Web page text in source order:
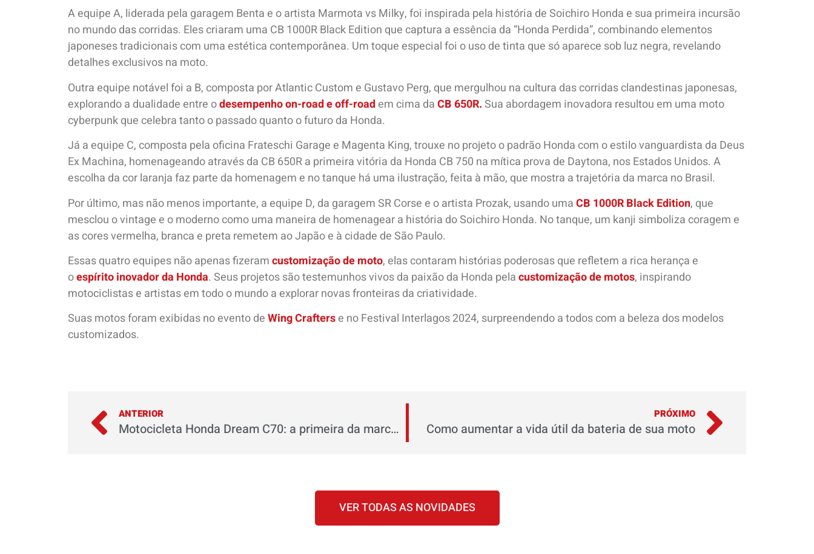
A equipe A, liderada pela garagem Benta e o artista Marmota vs Milky, foi inspirada pela história de Soichiro Honda e sua primeira incursão
no mundo das corridas. Eles criaram uma CB 1000R BlackEdition que captura a essência da “Honda Perdida”, combinando elementos
japoneses tradicionais com uma estética contemporânea. Um toque especial foi o uso de tinta que só aparece sob luz negra, revelando
detalhes exclusivos na moto.
Outra equipe notável foi a B, composta por Atlantic Custom e Gustavo Perg, que mergulhou na cultura das corridas clandestinas japonesas,
explorando a dualidade entre odesempenho on-road e off-roadem cima daCB 650R. Sua abordagem inovadora resultou em uma moto
cyberpunk que celebra tanto o passado quanto o futuro da Honda.
Já a equipe C, composta pela oficina Frateschi Garage e Magenta King, trouxe no projeto o padrão Honda com o estilo vanguardista da Deus
Ex Machina, homenageando através da CB 650R a primeira vitória da Honda CB 750 na mítica prova de Daytona, nos Estados Unidos. A
escolha da cor laranja faz parte da homenagem e no tanque há uma ilustração, feita à mão, que mostra a trajetória da marca no Brasil.
Por último, mas não menos importante, a equipe D, da garagem SR Corse e o artista Prozak, usando umaCB 1000R Black Edition, que
mesclou o vintage e o moderno como uma maneira de homenagear a história do Soichiro Honda. No tanque, um kanji simboliza coragem e
as cores vermelha, branca e preta remetem ao Japão e à cidade de São Paulo.
Essas quatro equipes não apenas fizeramcustomização de moto, elas contaram histórias poderosas que refletem a rica herança e
oespírito inovador da Honda. Seus projetos são testemunhos vivos da paixão da Honda pelacustomização de motos, inspirando
motociclistas e artistas em todo o mundo a explorar novas fronteiras da criatividade.
Suas motos foram exibidas no evento deWing Crafterse no Festival Interlagos 2024, surpreendendo a todos com a beleza dos modelos
customizados.
ANTERIOR
Motocicleta Honda Dream C70: a primeira da marca com motor de dois cilindros
PRÓXIMO
Como aumentar a vida útil da bateria de sua moto
VER TODAS AS NOVIDADES